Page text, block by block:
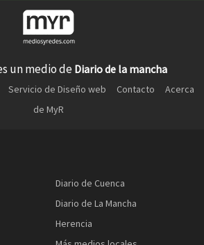
un medio de Diario de la mancha
Servicio de Diseño web Contacto
Acerca
de MyR
Diario de Cuenca
Diario de La Mancha
Herencia